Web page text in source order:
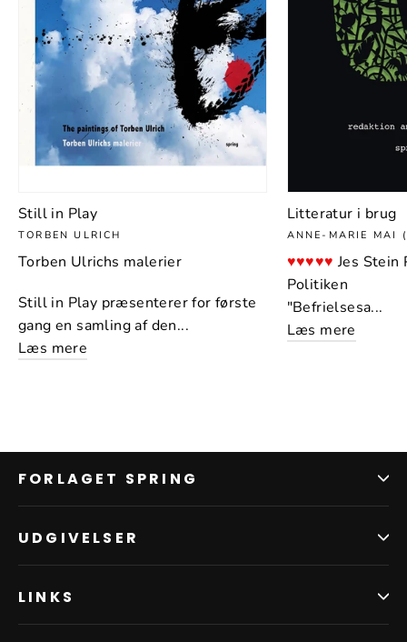
Still in Play
TORBEN ULRICH
Torben Ulrichs malerier
Still in Play præsenterer for første
gang en samling af den...
Læs mere
Litteratur i brug
ANNE-MARIE MAI
♥♥♥♥♥ Jes Stein
Politiken
"Befrielsesa...
Læs mere
FORLAGET SPRING
UDGIVELSER
LINKS